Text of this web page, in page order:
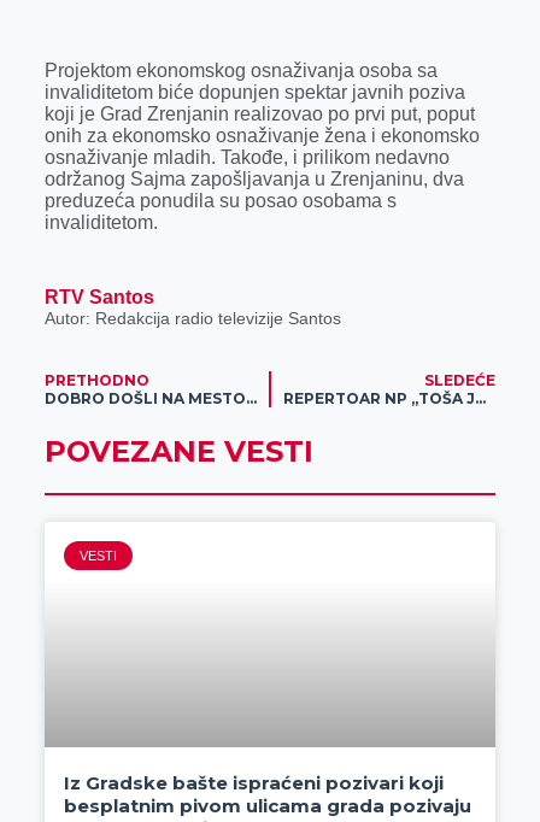
Projektom ekonomskog osnaživanja osoba sa
invaliditetom biće dopunjen spektar javnih poziva
koji je Grad Zrenjanin realizovao po prvi put, poput
onih za ekonomsko osnaživanje žena i ekonomsko
osnaživanje mladih. Takođe, i prilikom nedavno
održanog Sajma zapošljavanja u Zrenjaninu, dva
preduzeća ponudila su posao osobama s
invaliditetom.
RTV Santos
Autor: Redakcija radio televizije Santos
PRETHODNO
DOBRO DOŠLI NA MESTO NAJBOLJE ZABAVE!
SLEDEĆE
REPERTOAR NP „TOŠA JOVANOVIĆ” ZA JUN 2023.
POVEZANE VESTI
VESTI
Iz Gradske bašte ispraćeni pozivari koji
besplatnim pivom ulicama grada pozivaju